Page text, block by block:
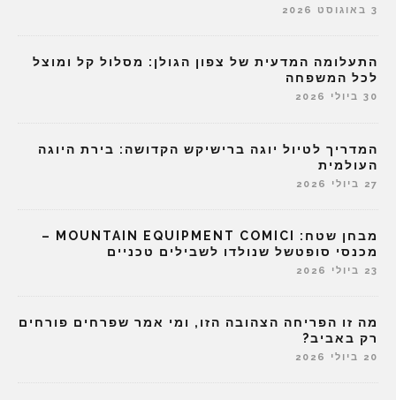
3 באוגוסט 2026
התעלומה המדעית של צפון הגולן: מסלול קל ומוצל
לכל המשפחה
30 ביולי 2026
המדריך לטיול יוגה ברישיקש הקדושה: בירת היוגה
העולמית
27 ביולי 2026
מבחן שטח: MOUNTAIN EQUIPMENT COMICI –
מכנסי סופטשל שנולדו לשבילים טכניים
23 ביולי 2026
מה זו הפריחה הצהובה הזו, ומי אמר שפרחים פורחים
רק באביב?
20 ביולי 2026